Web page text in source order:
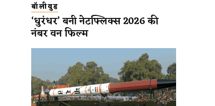
बॉलीवुड
‘धुरंधर’ बनी नेटफ्लिक्स 2026 की
नंबर वन फिल्म